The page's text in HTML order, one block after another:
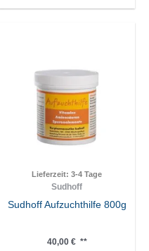
Lieferzeit: 3-4 Tage
Sudhoff
Sudhoff Aufzuchthilfe 800g
40,00 €**